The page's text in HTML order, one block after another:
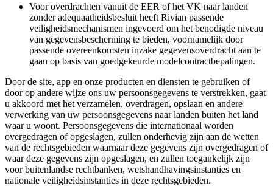
Voor overdrachten vanuit de EER of het VK naar landen
zonder adequaatheidsbesluit heeft Rivian passende
veiligheidsmechanismen ingevoerd om het benodigde niveau
van gegevensbescherming te bieden, voornamelijk door
passende overeenkomsten inzake gegevensoverdracht aan te
gaan op basis van goedgekeurde modelcontractbepalingen.
Door de site, app en onze producten en diensten te gebruiken of
door op andere wijze ons uw persoonsgegevens te verstrekken, gaat
u akkoord met het verzamelen, overdragen, opslaan en andere
verwerking van uw persoonsgegevens naar landen buiten het land
waar u woont. Persoonsgegevens die internationaal worden
overgedragen of opgeslagen, zullen onderhevig zijn aan de wetten
van de rechtsgebieden waarnaar deze gegevens zijn overgedragen of
waar deze gegevens zijn opgeslagen, en zullen toegankelijk zijn
voor buitenlandse rechtbanken, wetshandhavingsinstanties en
nationale veiligheidsinstanties in deze rechtsgebieden.